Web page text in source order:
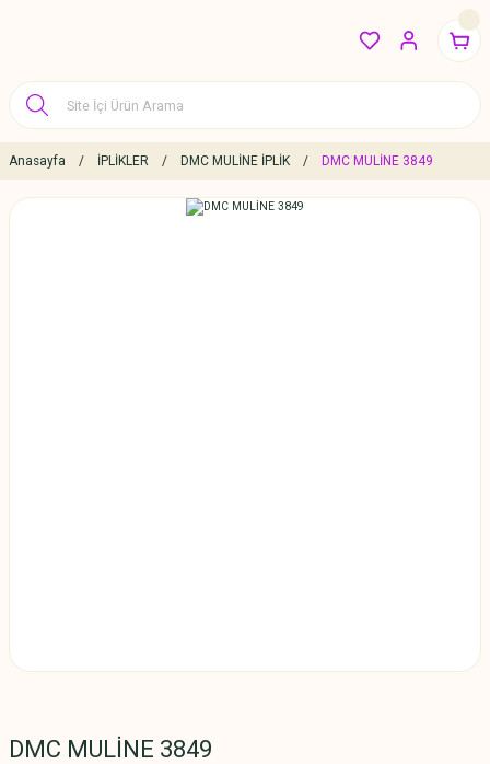
Anasayfa İPLİKLER DMC MULİNE İPLİK DMC MULİNE 3849
DMC MULİNE 3849